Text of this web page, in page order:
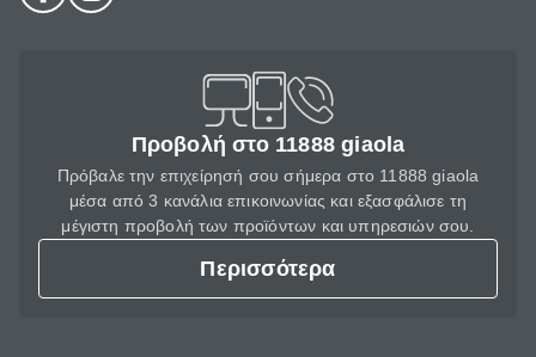
Προβολή στο 11888 giaola
Πρόβαλε την επιχείρησή σου σήμερα στο 11888 giaola
μέσα από 3 κανάλια επικοινωνίας και εξασφάλισε τη
μέγιστη προβολή των προϊόντων και υπηρεσιών σου.
Περισσότερα